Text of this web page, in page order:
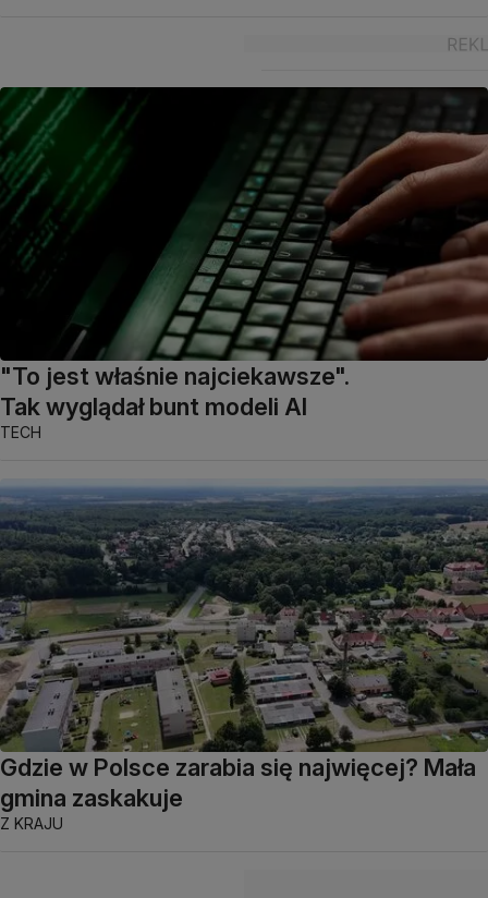
"To jest właśnie najciekawsze".
Tak wyglądał bunt modeli AI
TECH
Gdzie w Polsce zarabia się najwięcej? Mała
gmina zaskakuje
Z KRAJU